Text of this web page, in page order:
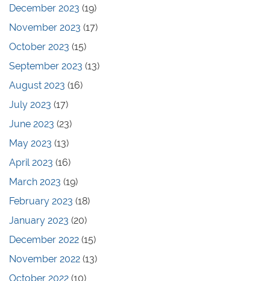
December 2023 (19)
November 2023 (17)
October 2023 (15)
September 2023 (13)
August 2023 (16)
July 2023 (17)
June 2023 (23)
May 2023 (13)
April 2023 (16)
March 2023 (19)
February 2023 (18)
January 2023 (20)
December 2022 (15)
November 2022 (13)
October 2022 (10)